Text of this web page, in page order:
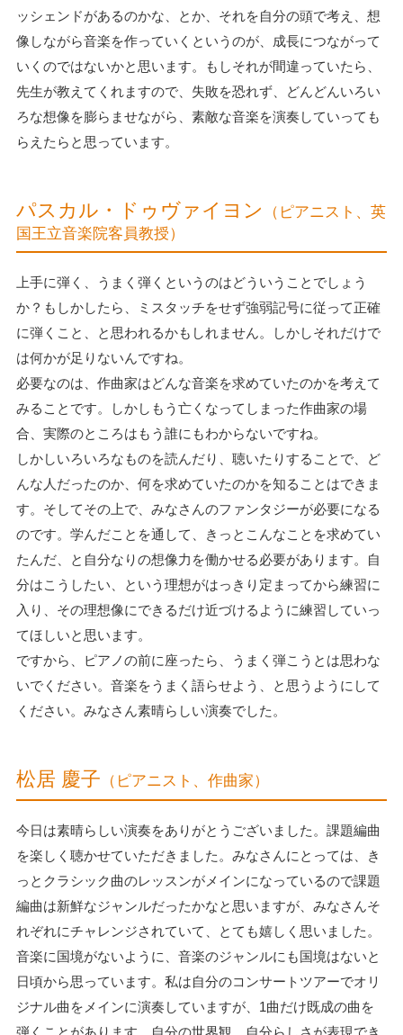
ッシェンドがあるのかな、とか、それを自分の頭で考え、想
像しながら音楽を作っていくというのが、成長につながって
いくのではないかと思います。もしそれが間違っていたら、
先生が教えてくれますので、失敗を恐れず、どんどんいろい
ろな想像を膨らませながら、素敵な音楽を演奏していっても
らえたらと思っています。
パスカル・ドゥヴァイヨン
（ピアニスト、英
国王立音楽院客員教授）
上手に弾く、うまく弾くというのはどういうことでしょう
か？もしかしたら、ミスタッチをせず強弱記号に従って正確
に弾くこと、と思われるかもしれません。しかしそれだけで
は何かが足りないんですね。
必要なのは、作曲家はどんな音楽を求めていたのかを考えて
みることです。しかしもう亡くなってしまった作曲家の場
合、実際のところはもう誰にもわからないですね。
しかしいろいろなものを読んだり、聴いたりすることで、ど
んな人だったのか、何を求めていたのかを知ることはできま
す。そしてその上で、みなさんのファンタジーが必要になる
のです。学んだことを通して、きっとこんなことを求めてい
たんだ、と自分なりの想像力を働かせる必要があります。自
分はこうしたい、という理想がはっきり定まってから練習に
入り、その理想像にできるだけ近づけるように練習していっ
てほしいと思います。
ですから、ピアノの前に座ったら、うまく弾こうとは思わな
いでください。音楽をうまく語らせよう、と思うようにして
ください。みなさん素晴らしい演奏でした。
松居 慶子 （ピアニスト、作曲家）
今日は素晴らしい演奏をありがとうございました。課題編曲
を楽しく聴かせていただきました。みなさんにとっては、き
っとクラシック曲のレッスンがメインになっているので課題
編曲は新鮮なジャンルだったかなと思いますが、みなさんそ
れぞれにチャレンジされていて、とても嬉しく思いました。
音楽に国境がないように、音楽のジャンルにも国境はないと
日頃から思っています。私は自分のコンサートツアーでオリ
ジナル曲をメインに演奏していますが、1曲だけ既成の曲を
弾くことがあります。自分の世界観、自分らしさが表現でき